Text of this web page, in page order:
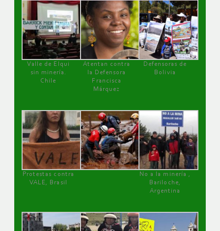
Valle de Elqui
sin minería.
Chile
Atentan contra
la Defensora
Francisca
Márquez
Defensoras de
Bolivia
Protestas contra
VALE, Brasil
No a la minería ,
Bariloche,
Argentina